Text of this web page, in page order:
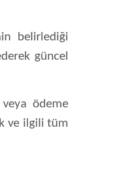
belirlediği
güncel
ödeme
ve ilgili tüm